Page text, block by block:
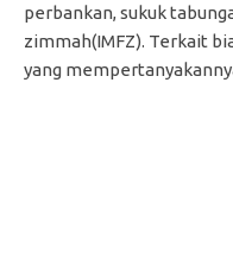
perbankan, sukuk
zimmah(IMFZ). Terkait
yang